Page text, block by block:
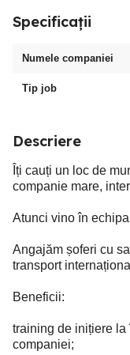
Specificații
Numele companiei
Tip job
Descriere
Îți cauți un loc de
companie mare,
Atunci vino în
Angajăm șoferi cu
transport
Beneficii:
training de inițiere la
companiei;